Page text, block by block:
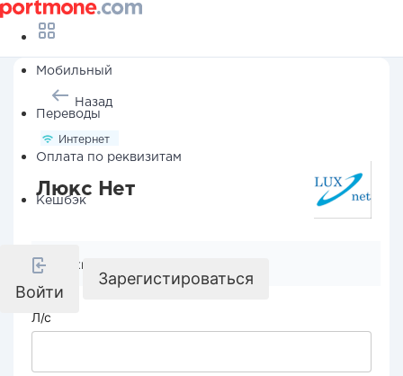
Мобильный
Переводы
Оплата по реквизитам
Кешбэк
Войти
Зарегистироваться
Назад
Интернет
Люкс Нет
Реквизиты компании
Л/с